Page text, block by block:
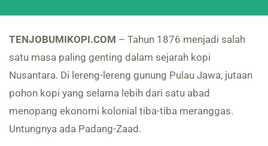
TENJOBUMIKOPI.COM – Tahun 1876 menjadi salah
satu masa paling genting dalam sejarah kopi
Nusantara. Di lereng-lereng gunung Pulau Jawa, jutaan
pohon kopi yang selama lebih dari satu abad
menopang ekonomi kolonial tiba-tiba meranggas.
Untungnya ada Padang-Zaad.